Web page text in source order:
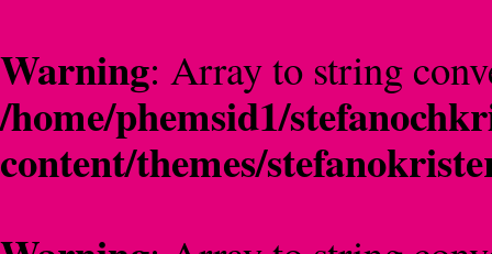
Warning: Array to string
/home/phemsid1/
content/themes/